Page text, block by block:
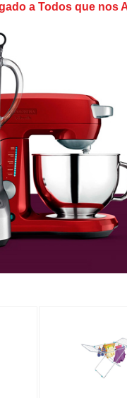
a Todos que nos